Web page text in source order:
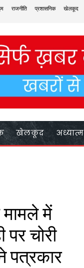
राजनीति प्रशासनिक
खेलकूद
खेलकूद अध्यात्म
मामले में
चोरी
पत्रकार